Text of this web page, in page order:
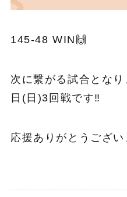
145-48 WIN🙌
次に繋がる試合とな
日(日)3回戦です‼️
応援ありがとうござ